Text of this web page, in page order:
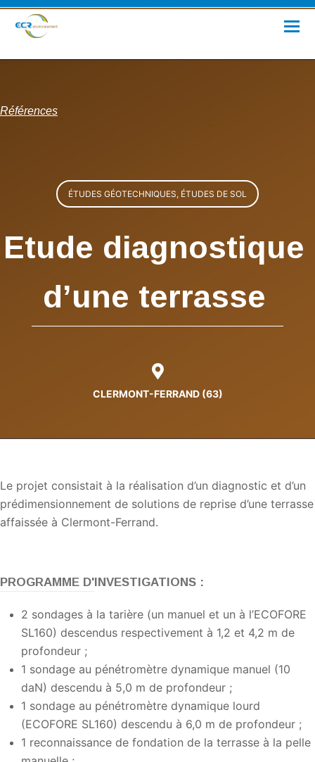
Références
ÉTUDES GÉOTECHNIQUES, ÉTUDES DE SOL
Etude diagnostique
d’une terrasse
CLERMONT-FERRAND (63)
Le projet consistait à la réalisation d’un diagnostic et d’un
prédimensionnement de solutions de reprise d’une terrasse
affaissée à Clermont-Ferrand.
PROGRAMME D'INVESTIGATIONS :
2 sondages à la tarière (un manuel et un à l’ECOFORE
SL160) descendus respectivement à 1,2 et 4,2 m de
profondeur ;
1 sondage au pénétromètre dynamique manuel (10
daN) descendu à 5,0 m de profondeur ;
1 sondage au pénétromètre dynamique lourd
(ECOFORE SL160) descendu à 6,0 m de profondeur ;
1 reconnaissance de fondation de la terrasse à la pelle